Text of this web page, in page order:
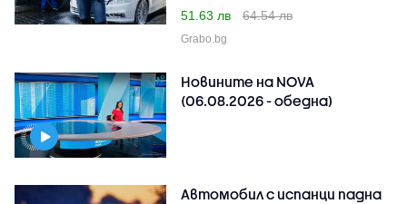
51.63 лв
64.54 лв
Grabo.bg
Новините на NOVA
(06.08.2026 - обедна)
Автомобил с испанци падна